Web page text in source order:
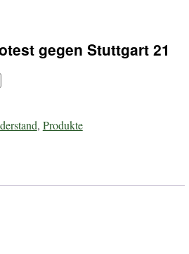
gegen Stuttgart 21
, Produkte